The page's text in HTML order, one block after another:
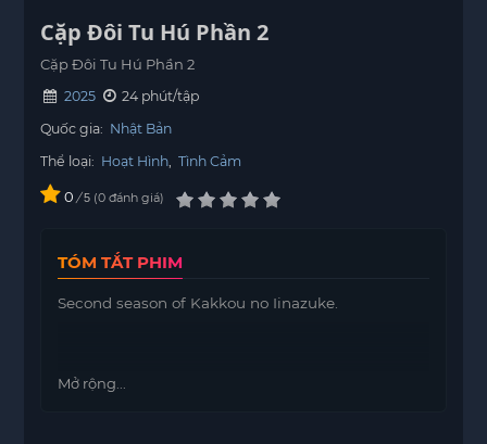
Cặp Đôi Tu Hú Phần 2
Cặp Đôi Tu Hú Phần 2
2025
24 phút/tập
Quốc gia: Nhật Bản
Thể loại: Hoạt Hình Tình Cảm
0 / 5 0 đánh giá
TÓM TẮT PHIM
Second season of Kakkou no Iinazuke.
Mở rộng...